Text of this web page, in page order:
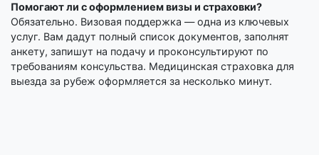
Помогают ли с оформлением визы и страховки?
Обязательно. Визовая поддержка — одна из ключевых
услуг. Вам дадут полный список документов, заполнят
анкету, запишут на подачу и проконсультируют по
требованиям консульства. Медицинская страховка для
выезда за рубеж оформляется за несколько минут.